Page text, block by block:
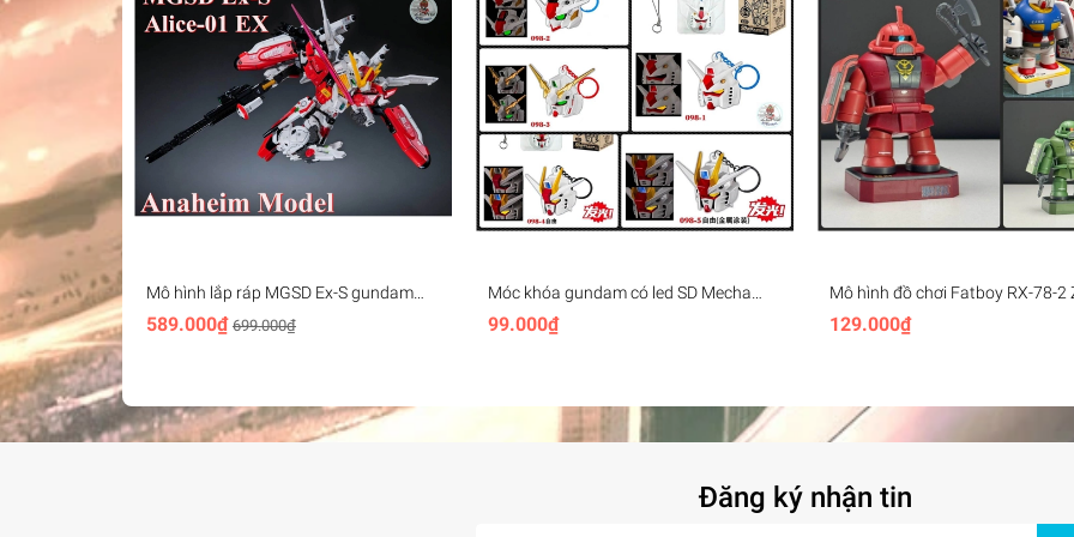
Mô hình lắp ráp MGSD Ex-S gundam
Alice-01 EX - Anaheim Model
589.000₫ 699.000₫
Móc khóa gundam có led SD Mecha
Head Key Chain (rx78, unicorn,
freedom, aerial,..)
99.000₫
Mô hình đồ chơi Fatboy RX-78-2
Magnetic Assembly Model -
129.000₫
Đăng ký nhận tin